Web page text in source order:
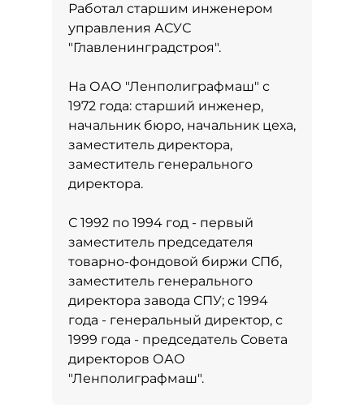
Работал старшим инженером
управления АСУС
"Главленинградстроя".
На ОАО "Ленполиграфмаш" с
1972 года: старший инженер,
начальник бюро, начальник цеха,
заместитель директора,
заместитель генерального
директора.
С 1992 по 1994 год - первый
заместитель председателя
товарно-фондовой биржи СПб,
заместитель генерального
директора завода СПУ; с 1994
года - генеральный директор, с
1999 года - председатель Совета
директоров ОАО
"Ленполиграфмаш".